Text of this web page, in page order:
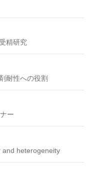
精研究
耐性への役割
ー
and heterogeneity